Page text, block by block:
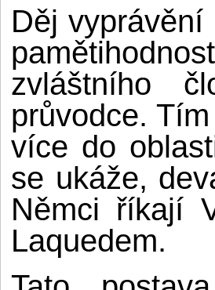
Děj
zvláštního
průvodce.
více do
se ukáže,
Němci říkají
Laquedem.